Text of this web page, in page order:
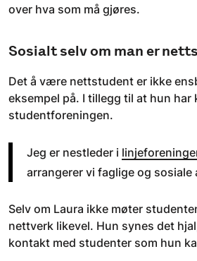
over hva som må gjøres.
Sosialt selv om man er
Det å være nettstudent er ikke
eksempel på. I tillegg til at hun
studentforeningen.
Jeg er nestleder i
arrangerer vi faglige og
Selv om Laura ikke møter
nettverk likevel. Hun synes det
kontakt med studenter som hun